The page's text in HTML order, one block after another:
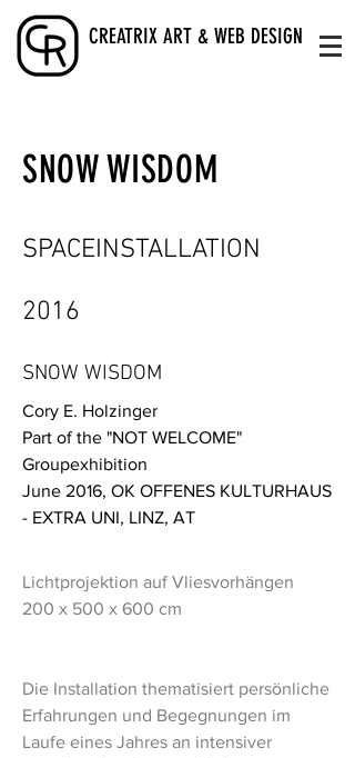
CREATRIX ART & WEB DESIGN
SNOW WISDOM
SPACEINSTALLATION
2016
SNOW WISDOM
Cory E. Holzinger
Part of the "NOT WELCOME"
Groupexhibition
June 2016, OK OFFENES KULTURHAUS
- EXTRA UNI, LINZ, AT
Lichtprojektion auf Vliesvorhängen
200 x 500 x 600 cm
Die Installation thematisiert persönliche
Erfahrungen und Begegnungen im
Laufe eines Jahres an intensiver